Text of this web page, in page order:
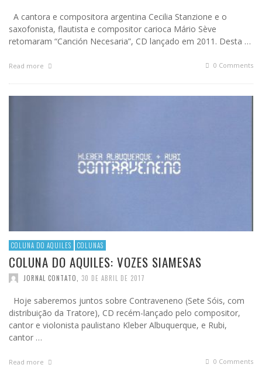
A cantora e compositora argentina Cecilia Stanzione e o
saxofonista, flautista e compositor carioca Mário Sève
retomaram “Canción Necesaria”, CD lançado em 2011. Desta …
Read more 0 Comments
COLUNA DO AQUILES COLUNAS
COLUNA DO AQUILES: VOZES SIAMESAS
JORNAL CONTATO, 30 DE ABRIL DE 2017
Hoje saberemos juntos sobre Contraveneno (Sete Sóis, com
distribuição da Tratore), CD recém-lançado pelo compositor,
cantor e violonista paulistano Kleber Albuquerque, e Rubi,
cantor …
Read more 0 Comments